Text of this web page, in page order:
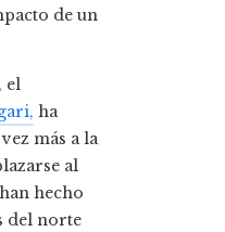
de un
el
ha
más a la
al
hecho
del norte